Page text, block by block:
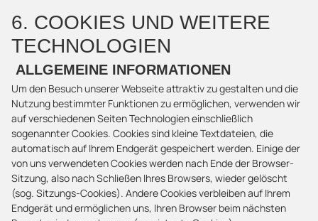
6. COOKIES UND WEITERE
TECHNOLOGIEN
ALLGEMEINE INFORMATIONEN
Um den Besuch unserer Webseite attraktiv zu gestalten und die
Nutzung bestimmter Funktionen zu ermöglichen, verwenden wir
auf verschiedenen Seiten Technologien einschließlich
sogenannter Cookies. Cookies sind kleine Textdateien, die
automatisch auf Ihrem Endgerät gespeichert werden. Einige der
von uns verwendeten Cookies werden nach Ende der Browser-
Sitzung, also nach Schließen Ihres Browsers, wieder gelöscht
(sog. Sitzungs-Cookies). Andere Cookies verbleiben auf Ihrem
Endgerät und ermöglichen uns, Ihren Browser beim nächsten